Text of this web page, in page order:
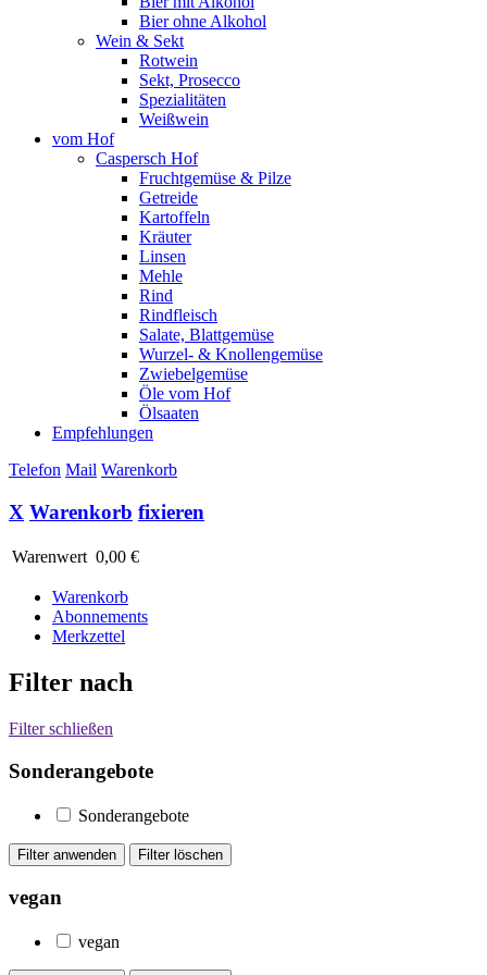
Bier ohne Alkohol
Wein & Sekt
Rotwein
Sekt, Prosecco
Spezialitäten
Weißwein
vom Hof
Caspersch Hof
Fruchtgemüse & Pilze
Getreide
Kartoffeln
Kräuter
Linsen
Mehle
Rind
Rindfleisch
Salate, Blattgemüse
Wurzel- & Knollengemüse
Zwiebelgemüse
Öle vom Hof
Ölsaaten
Empfehlungen
Telefon Mail Warenkorb
X Warenkorb fixieren
Warenwert 0,00 €
Warenkorb
Abonnements
Merkzettel
Filter nach
Filter schließen
Sonderangebote
Sonderangebote
vegan
vegan